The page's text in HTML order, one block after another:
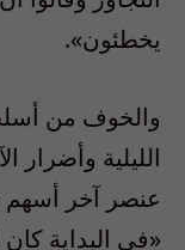
يخطئون».
والخوف من
الليلية وأضرار
عنصر آخر أسهم
«في البداية